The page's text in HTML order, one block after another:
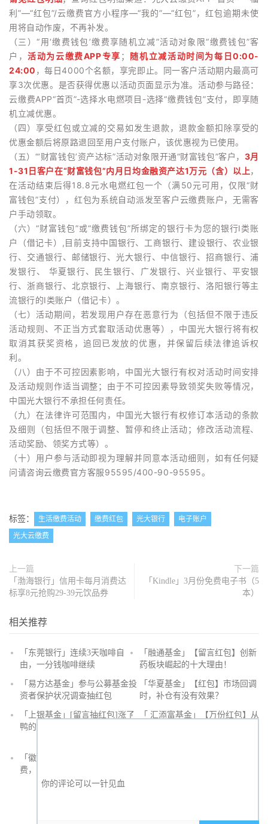
利”—“红包”/云缴费官方小程序—“我的”—“红包”，红包逾期未使
用将自动作废，不再补发。
（三）“用‘缴费钱包’缴费享随机立减”活动对象限“缴费钱包”客
户，活动为云缴费APP专享 ； 随机立减活动时间为每日0:00-
24:00 ，每日4000个名额，享完即止。同一客户活动期内最高可
享3次优惠。是否获得优惠以活动页面显示为准。活动参与路径：
云缴费APP“首页”-选择水电燃项目-选择“缴费钱包”支付，即享随
机立减优惠。
（四）享受红包或立减的交易如发生退款，退款金额扣除享受的
优惠金额后将原路退回至用户支付账户，该优惠视为已使用。
（五）“‘财富钱包’资产达标”活动对象限开通“财富钱包”客户， 3月
1-31日客户在“财富钱包”内月日均金融资产达1万元（含）以上，
在活动结束后得18.8元水电燃红包一个（满50元可用，仅限“财
富钱包”支付），红包为系统自动派发至客户云缴费账户，无需客
户手动领取。
（六）“财富钱包”或“缴费钱包”所绑定的银行卡为您的银行I类账
户（借记卡）,目前支持中国银行、工商银行、建设银行、农业银
行、交通银行、邮储银行、光大银行、中信银行、招商银行、浦
发银行、 华夏银行、民生银行、广发银行、兴业银行、平安银
行、浙商银行、北京银行、上海银行、南京银行、洛阳银行等主
流银行的I类账户（借记卡）。
（七）活动期间，若发现用户存在恶意行为（包括但不限于违反
活动规则、不正当方式套取活动优惠等），中国光大银行将有权
取消其获奖资格，追回已发放的优惠，并保留后续法律追诉权
利。
（八）由于不可控因素影响，中国光大银行有权对活动时间安排
及活动规则作适当调整；由于不可控因素导致领奖失败等情况，
中国光大银行不承担任何责任。
（九）在法律许可范围内，中国光大银行有权修订本活动的条款
及细则（包括但不限于调整、暂停和终止活动；修改活动流程、
活动奖励、领奖方式等）。
（十）用户参与活动即视为理解并同意本活动细则，如有任何疑
问请咨询云缴费官方客服95595/400-90-95595。
标签： 生活缴费活动 缴费红包 光大银行
电子账户
光大云缴费
上一篇
「渤海银行」信用卡每月消费达
标享8元抢购29-39元饮品券
下一篇
「Kindle」3月份免费电子书（5
本）
相关推荐
「东莞银行」连续3天咖啡自
由，一分钱咖啡继续
「融通基金」【留言红包】创新
药板块崛起的十大理由！
「易方达基金」参与公募基金投
资者保护状况调查抽红包
「华夏基金」【红包】市场回调
时，补仓有没有效果？
「上银基金」[留言抽红包]​涨了
鸭的投资旅途
「 汇添富基金」【万份红包】从
「徽商银行」手机银行充值话
费，至高立减30元